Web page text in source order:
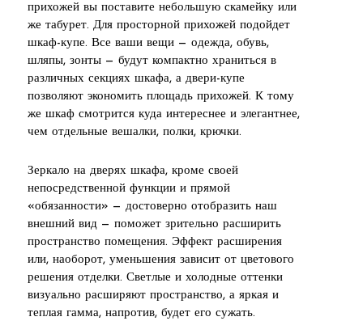
прихожей вы поставите небольшую скамейку или
же табурет. Для просторной прихожей подойдет
шкаф-купе. Все ваши вещи — одежда, обувь,
шляпы, зонты — будут компактно храниться в
различных секциях шкафа, а двери-купе
позволяют экономить площадь прихожей. К тому
же шкаф смотрится куда интереснее и элегантнее,
чем отдельные вешалки, полки, крючки.
Зеркало на дверях шкафа, кроме своей
непосредственной функции и прямой
«обязанности» — достоверно отобразить наш
внешний вид — поможет зрительно расширить
пространство помещения. Эффект расширения
или, наоборот, уменьшения зависит от цветового
решения отделки. Светлые и холодные оттенки
визуально расширяют пространство, а яркая и
теплая гамма, напротив, будет его сужать.